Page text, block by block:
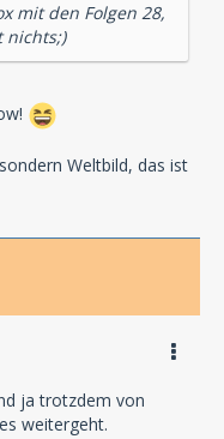
mit den Folgen 28,
nichts;)
Weltbild, das ist
ja trotzdem von
weitergeht.